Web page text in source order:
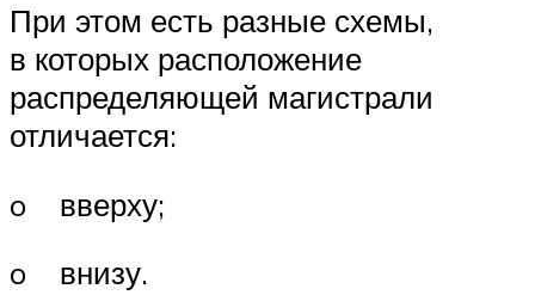
При этом есть разные схемы,
в которых расположение
распределяющей магистрали
отличается:
o вверху;
o внизу.